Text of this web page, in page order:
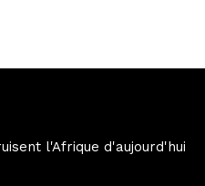
l'Afrique d'aujourd'hui